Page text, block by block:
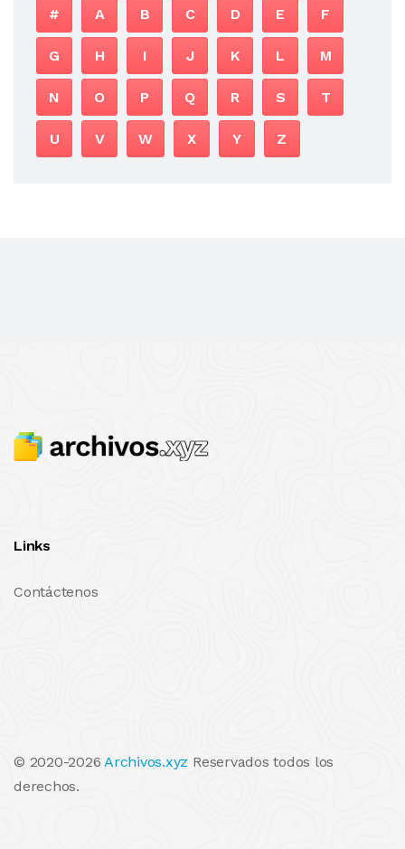
# A B C D E F
G H I J K L M
N O P Q R S T
U V W X Y Z
Links
Contáctenos
© 2020-2026Archivos.xyz Reservados todos los
derechos.